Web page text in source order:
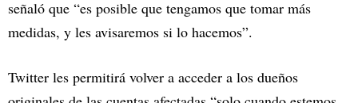
señaló que “es posible que tengamos que tomar más
medidas, y les avisaremos si lo hacemos”.
Twitter les permitirá volver a acceder a los dueños